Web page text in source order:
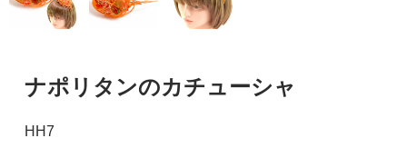
ナポリタンのカチューシャ
HH7